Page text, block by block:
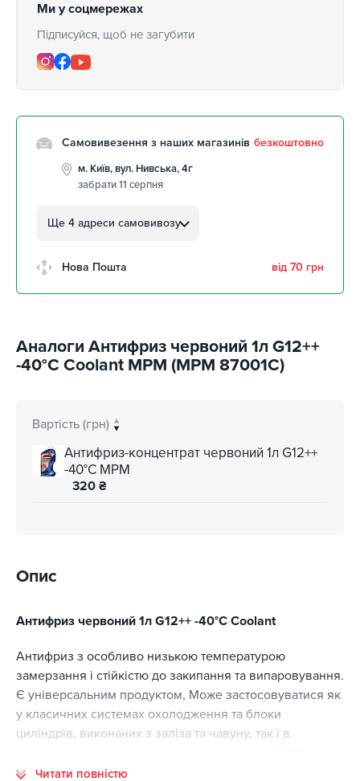
Ми у соцмережах
Підписуйся, щоб не загубити
Самовивезення з наших магазинів безкоштовно
м. Київ, вул. Нивська, 4г
забрати 11 серпня
Автолюбителів, 8а
Клинцівський авторинок
м. Київ, вул. Остафія
Дашкевича, 15
Ще 4 адреси самовивозу
Нова Пошта від 70 грн
Аналоги Антифриз червоний 1л G12++
-40°C Coolant MPM (MPM 87001C)
Вартість (грн)
Антифриз-концентрат червоний 1л G12++
-40°C MPM
320 ₴
Опис
Антифриз червоний 1л G12++ -40°C Coolant
Антифриз з особливо низькою температурою
замерзання і стійкістю до закипання та випаровування.
Є універсальним продуктом, Може застосовуватися як
у класичних системах охолодження та блоки
циліндрів, виконаних з заліза та чавуну, так і в
Завдяки етиленгліколевій основі та спеціально
Читати повністю